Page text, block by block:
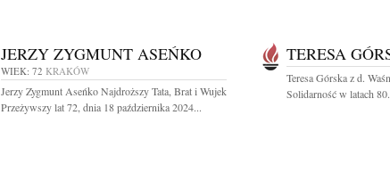
JERZY ZYGMUNT ASEŃKO
WIEK: 72 KRAKÓW
Jerzy Zygmunt Aseńko Najdroższy Tata, Brat i Wujek
Przeżywszy lat 72, dnia 18 października 2024...
TERESA
Teresa Górska z d.
Solidarność w latach